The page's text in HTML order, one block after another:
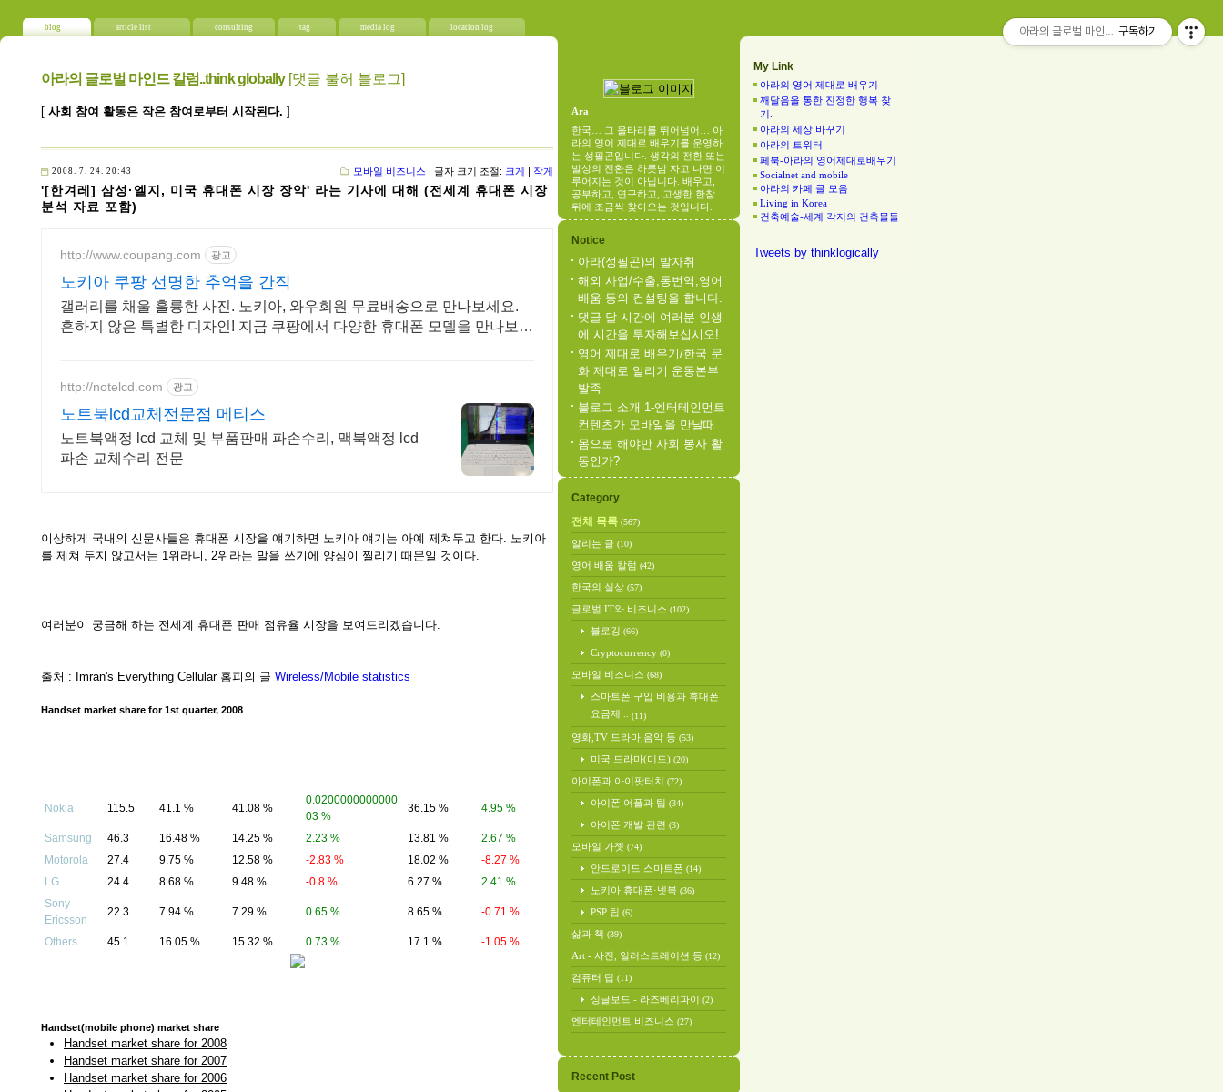
blog article list consulting tag media log location log
아라의 글로벌 마인드 칼럼..think globally[댓글 불허 블로그]
[ 사회 참여 활동은 작은 참여로부터 시작된다. ]
모바일 비즈니스 | 글자 크기 조절: 크게 | 작게
2008. 7. 24. 20:43
'[한겨레] 삼성·엘지, 미국 휴대폰 시장 장악' 라는 기사에 대해 (전세계 휴대폰 시장
분석 자료 포함)
http://www.coupang.com 광고
노키아 쿠팡 선명한 추억을 간직
갤러리를 채울 훌륭한 사진. 노키아, 와우회원 무료배송으로 만나보세요.
흔하지 않은 특별한 디자인! 지금 쿠팡에서 다양한 휴대폰 모델을 만나보세
http://notelcd.com 광고
노트북lcd교체전문점 메티스
노트북액정 lcd 교체 및 부품판매 파손수리, 맥북액정 lcd
파손 교체수리 전문
이상하게 국내의 신문사들은 휴대폰 시장을 얘기하면 노키아 얘기는 아예 제쳐두고 한다. 노키아
를 제쳐 두지 않고서는 1위라니, 2위라는 말을 쓰기에 양심이 찔리기 때문일 것이다.
여러분이 궁금해 하는 전세계 휴대폰 판매 점유율 시장을 보여드리겠습니다.
출처 : Imran's Everything Cellular 홈피의 글 Wireless/Mobile statistics
Handset market share for 1st quarter, 2008
Nokia 115.5 41.1 % 41.08 %
0.0200000000000
03 %
36.15 % 4.95 %
Samsung 46.3 16.48 % 14.25 % 2.23 % 13.81 %
2.67 %
Motorola
27.4 9.75 % 12.58 % -2.83 % 18.02 %
-8.27 %
LG
24.4 8.68 % 9.48 % -0.8 % 6.27 %
2.41 %
Sony
Ericsson
22.3 7.94 % 7.29 % 0.65 % 8.65 % -0.71 %
Others 45.1 16.05 % 15.32 % 0.73 % 17.1 % -1.05 %
Handset(mobile phone) market share
Handset market share for 2008
Handset market share for 2007
Handset market share for 2006
Ara
한국… 그 울타리를 뛰어넘어… 아
라의 영어 제대로 배우기를 운영하
는 성필곤입니다. 생각의 전환 또는
발상의 전환은 하룻밤 자고 나면 이
루어지는 것이 아닙니다. 배우고,
공부하고, 연구하고, 고생한 한참
뒤에 조금씩 찾아오는 것입니다.
Notice
아라(성필곤)의 발자취
해외 사업/수출,통번역,영어
배움 등의 컨설팅을 합니다.
댓글 달 시간에 여러분 인생
에 시간을 투자해보십시오!
영어 제대로 배우기/한국 문
화 제대로 알리기 운동본부
발족
블로그 소개 1-엔터테인먼트
컨텐츠가 모바일을 만날때
몸으로 해야만 사회 봉사 활
동인가?
Category
전체 목록 (567)
알리는 글 (10)
영어 배움 칼럼 (42)
한국의 실상 (57)
글로벌 IT와 비즈니스 (102)
블로깅 (66)
Cryptocurrency (0)
모바일 비즈니스 (68)
스마트폰 구입 비용과 휴대폰
요금제 .. (11)
영화,TV 드라마,음악 등 (53)
미국 드라마(미드) (20)
아이폰과 아이팟터치 (72)
아이폰 어플과 팁 (34)
아이폰 개발 관련 (3)
모바일 가젯 (74)
안드로이드 스마트폰 (14)
노키아 휴대폰·넷북 (36)
PSP 팁 (6)
삶과 책 (39)
Art - 사진, 일러스트레이션 등 (12)
컴퓨터 팁 (11)
싱글보드 - 라즈베리파이 (2)
엔터테인먼트 비즈니스 (27)
Recent Post
My Link
아라의 영어 제대로 배우기
깨달음을 통한 진정한 행복 찾
기.
아라의 세상 바꾸기
아라의 트위터
페북-아라의 영어제대로배우기
Socialnet and mobile
아라의 카페 글 모음
Living in Korea
건축예술-세계 각지의 건축물들
Tweets by thinklogically
아라의 글로벌 마인드 칼럼..think globally
구독하기